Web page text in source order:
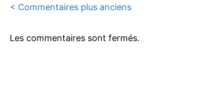
Navigation
commentaires
< Commentaires plus anciens
Les commentaires sont fermés.